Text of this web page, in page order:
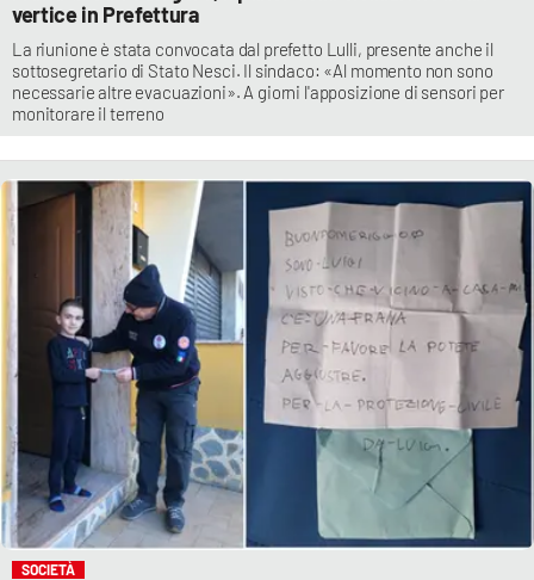
vertice in Prefettura
La riunione è stata convocata dal prefetto Lulli, presente anche il
sottosegretario di Stato Nesci. Il sindaco: «Al momento non sono
necessarie altre evacuazioni». A giorni l'apposizione di sensori per
monitorare il terreno
SOCIETÀ